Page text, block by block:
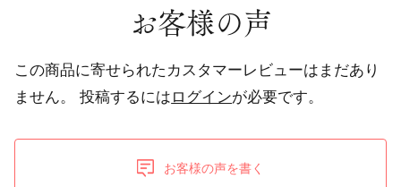
お客様の声
この商品に寄せられたカスタマーレビューはまだあり
ません。
投稿するには ログインが必要です。
お客様の声を書く